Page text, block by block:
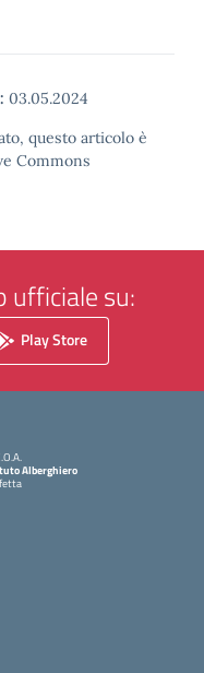
03.05.2024
questo articolo è
Commons
ufficiale su:
Play Store
Alberghiero